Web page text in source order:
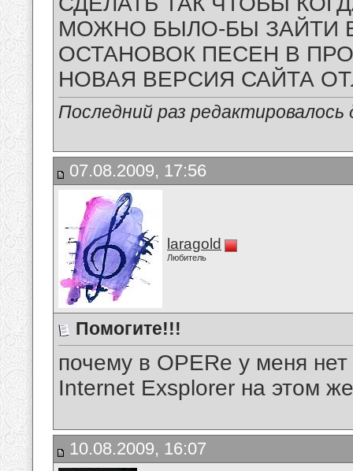
МОЖНО БЫЛО-БЫ ЗАЙТИ
ОСТАНОВОК ПЕСЕН В
НОВАЯ ВЕРСИЯ САЙТА
Последний раз
07.08.2009, 17:56
laragold
Любитель
Помогите!!!
почему в OPERe у меня
Internet Exsplorer на этом
10.08.2009, 16:07